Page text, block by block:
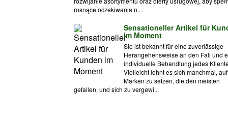
rosnące oczekiwania n...
Sensationeller Artikel für
im Moment
Sie ist bekannt für eine zuverlässige
Herangehensweise an den Fall und
individuelle Behandlung jedes
Vielleicht lohnt es sich manchmal, auf
Marken zu setzen, die den meisten
gefallen, und sich zu vergewi...